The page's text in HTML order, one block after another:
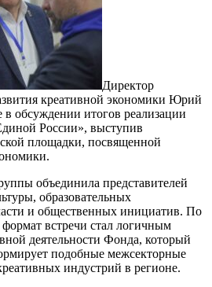
Директор
креативной экономики Юрий
в обсуждении итогов реализации
России», выступив
площадки, посвященной
объединила представителей
образовательных
и общественных инициатив. По
встречи стал логичным
деятельности Фонда, который
подобные межсекторные
индустрий в регионе.